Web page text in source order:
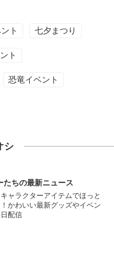
ト 七夕まつり
ト
恐竜イベント
シ
たちの最新ニュース
ャラクターアイテムでほっと
かわいい最新グッズやイベン
配信